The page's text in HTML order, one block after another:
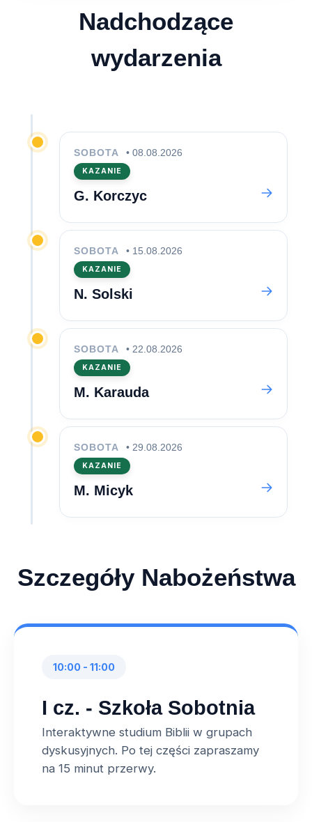
Nadchodzące
wydarzenia
SOBOTA • 08.08.2026
KAZANIE
G. Korczyc
SOBOTA • 15.08.2026
KAZANIE
N. Solski
SOBOTA • 22.08.2026
KAZANIE
M. Karauda
SOBOTA • 29.08.2026
KAZANIE
M. Micyk
Szczegóły Nabożeństwa
10:00 - 11:00
I cz. - Szkoła Sobotnia
Interaktywne studium Biblii w grupach
dyskusyjnych. Po tej części zapraszamy
na 15 minut przerwy.